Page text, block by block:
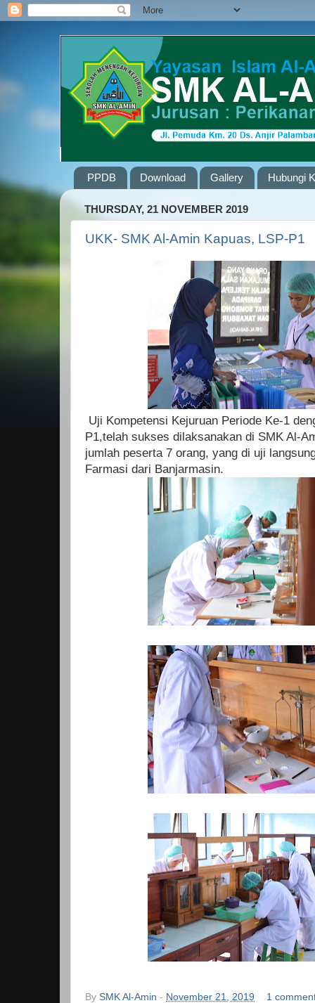
PPDB Download Gallery Hubungi
THURSDAY, 21 NOVEMBER 2019
UKK- SMK Al-Amin Kapuas, LSP-P1
Uji Kompetensi Kejuruan Periode Ke-1
P1,telah sukses dilaksanakan di SMK Al-
jumlah peserta 7 orang, yang di uji
Farmasi dari Banjarmasin.
By SMK Al-Amin - November 21, 2019 1